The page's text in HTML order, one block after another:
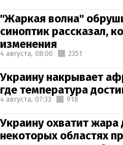
"Жаркая волна"
синоптик рассказал,
изменения
4 августа, 08:00 2351
Украину накрывает
где температура
4 августа, 07:33 918
Украину охватит жара
некоторых областях